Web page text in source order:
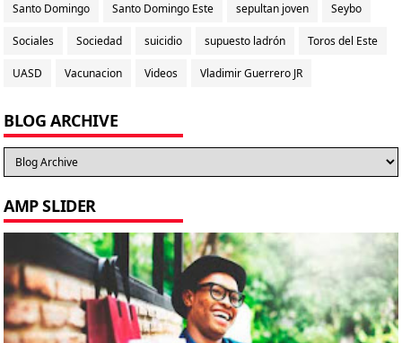
Santo Domingo Santo Domingo Este sepultan joven Seybo
Sociales Sociedad suicidio supuesto ladrón Toros del Este
UASD Vacunacion Videos Vladimir Guerrero JR
BLOG ARCHIVE
AMP SLIDER